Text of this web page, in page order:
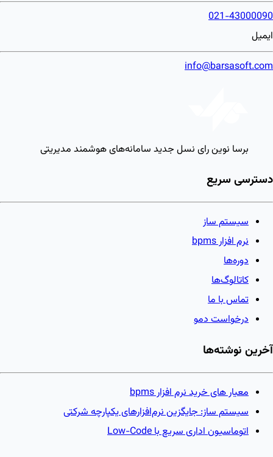
021-43000090
ایمیل
info@barsasoft.com
برسا نوین رای نسل جدید سامانه‌های هوشمند مدیریتی
دسترسی سریع
سیستم ساز
نرم افزار bpms
دوره‌ها
کاتالوگ‌ها
تماس با ما
درخواست دمو
آخرین نوشته‌ها
معیار های خرید نرم افزار bpms
سیستم ساز: جایگزین نرم‌افزارهای یکپارچه شرکتی
اتوماسیون اداری سریع با Low-Code